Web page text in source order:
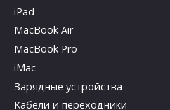
iPad
MacBook Air
MacBook Pro
iMac
Зарядные устройства
Кабели и переходники